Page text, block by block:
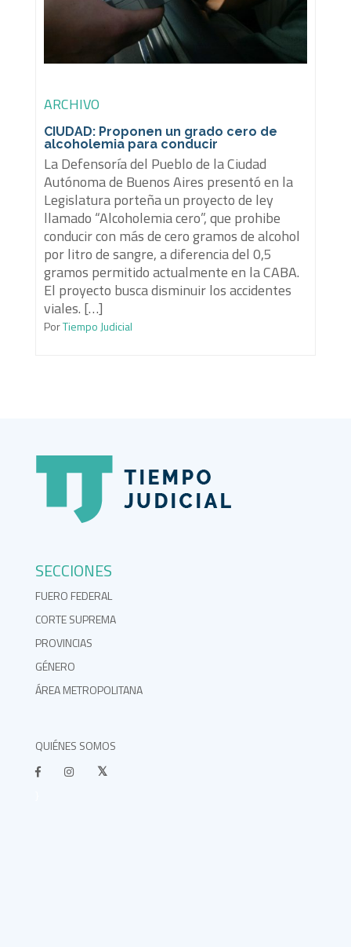
ARCHIVO
CIUDAD: Proponen un grado cero de
alcoholemia para conducir
La Defensoría del Pueblo de la Ciudad
Autónoma de Buenos Aires presentó en la
Legislatura porteña un proyecto de ley
llamado “Alcoholemia cero”, que prohibe
conducir con más de cero gramos de alcohol
por litro de sangre, a diferencia del 0,5
gramos permitido actualmente en la CABA.
El proyecto busca disminuir los accidentes
viales. […]
PorTiempo Judicial
SECCIONES
FUERO FEDERAL
CORTE SUPREMA
PROVINCIAS
GÉNERO
ÁREA METROPOLITANA
QUIÉNES SOMOS